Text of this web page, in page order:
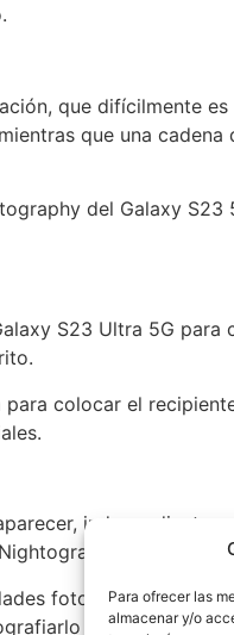
Para ofrecer las
almacenar y/o
que difícilmente
que una
del Galaxy
S23 Ultra 5G para
colocar el
fotográficas del
con todos los